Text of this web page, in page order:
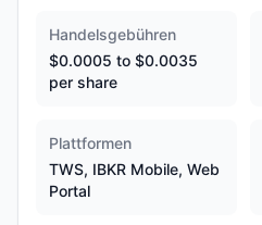
Handelsgebühren
$0.0005 to $0.0035
per share
Plattformen
TWS, IBKR Mobile, Web
Portal